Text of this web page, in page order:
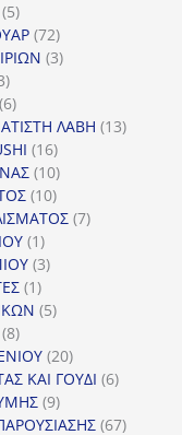
55
προϊόντα
7272
προϊόντα
33
3
προϊόντα
66
προϊόνταΛΑΒΗ 1313
1616
προϊόντα
1010
προϊόντα
1010
προϊόντα
77
11
προϊόν
33
11
προϊόν
55
88
προϊόντα
2020
προϊόντα
ΚΑΙ ΓΟΥΔΙ 66
99
προϊόντα
6767